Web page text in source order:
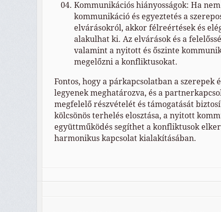
Kommunikációs hiányosságok: Ha
kommunikáció és egyeztetés a
elvárásokról, akkor félreértések és
alakulhat ki. Az elvárások és a
valamint a nyitott és őszinte
megelőzni a konfliktusokat.
Fontos, hogy a párkapcsolatban a szerepek
legyenek meghatározva, és a
megfelelő részvételét és támogatását
kölcsönös terhelés elosztása, a nyitott
együttműködés segíthet a konfliktusok
harmonikus kapcsolat kialakításában.